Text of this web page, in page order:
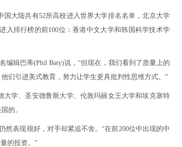
大陆共有52所高校进入世界大学排名名单，北京大学
入排行榜的前100位：香港中文大学和韩国科学技术学
编辑巴蒂(Phil Baty)说，“但现在，我们看到了质量上的
们引进美式教育，努力让学生更具批判性思维方式。”
学、圣安德鲁斯大学、伦敦玛丽女王大学和埃克塞特
的。
然表现很好，对手却紧追不舍。“在前200位中出现的中
的投资。”